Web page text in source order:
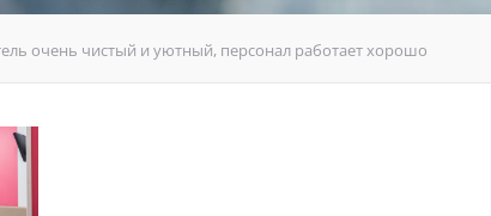
очень чистый и уютный, персонал работает хорошо